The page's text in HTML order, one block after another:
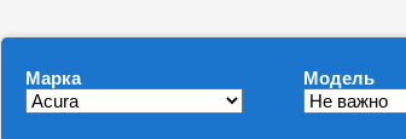
Марка Модель